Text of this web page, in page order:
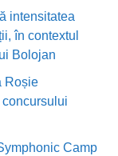
intensitatea
în contextul
Bolojan
Roșie
Camp